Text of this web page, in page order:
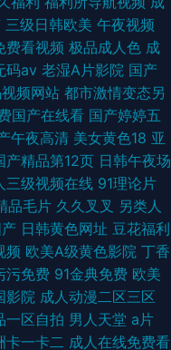
三级日韩欧美 午夜视频
费看视频 极品成人色 成
码av 老湿A片影院 国产
频网站 都市激情变态另
国产在线看 国产婷婷五
午夜高清 美女黄色18 亚
产精品第12页 日韩午夜场
三级视频在线 91理论片
品毛片 久久叉叉 另类人
日韩黄色网址 豆花福利
频 欧美A级黄色影院 丁香
污免费 91金典免费 欧美
影院 成人动漫二区三区
一区自拍 男人天堂 a片
卡一卡二 成人在线免费看